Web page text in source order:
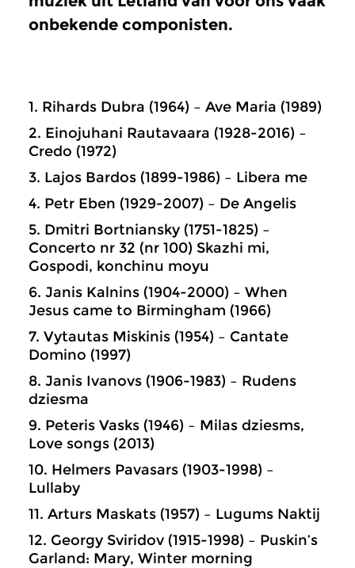
onbekende componisten.
1. Rihards Dubra (1964) – Ave Maria (1989)
2. Einojuhani Rautavaara (1928-2016) –
Credo (1972)
3. Lajos Bardos (1899-1986) – Libera me
4. Petr Eben (1929-2007) – De Angelis
5. Dmitri Bortniansky (1751-1825) –
Concerto nr 32 (nr 100) Skazhi mi,
Gospodi, konchinu moyu
6. Janis Kalnins (1904-2000) – When
Jesus came to Birmingham (1966)
7. Vytautas Miskinis (1954) – Cantate
Domino (1997)
8. Janis Ivanovs (1906-1983) – Rudens
dziesma
9. Peteris Vasks (1946) – Milas dziesms,
Love songs (2013)
10. Helmers Pavasars (1903-1998) –
Lullaby
11. Arturs Maskats (1957) – Lugums Naktij
12. Georgy Sviridov (1915-1998) – Puskin’s
Garland: Mary, Winter morning